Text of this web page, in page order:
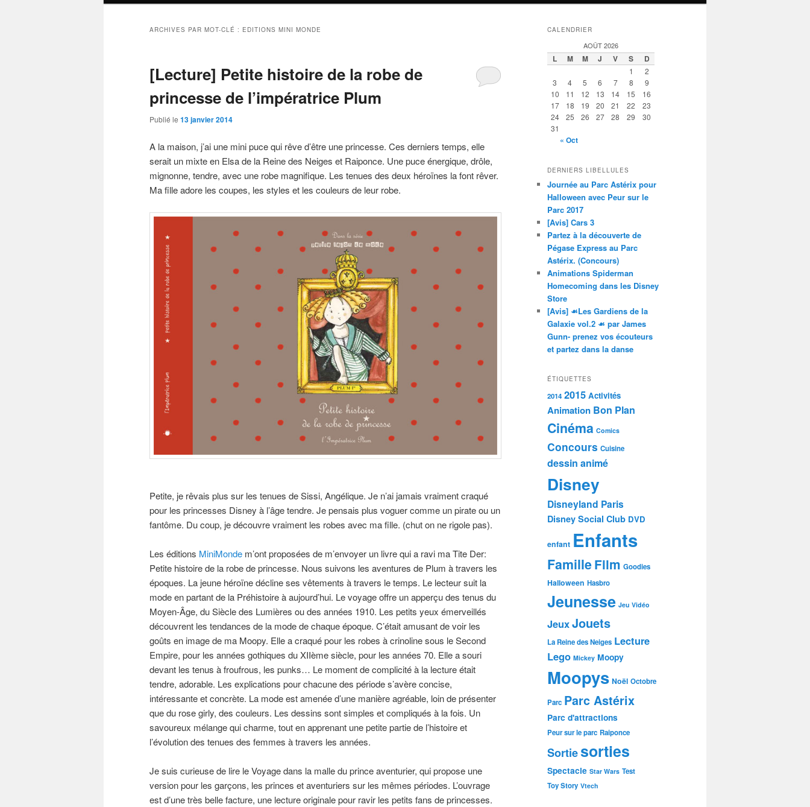
ARCHIVES PAR MOT-CLÉ : EDITIONS MINI MONDE
[Lecture] Petite histoire de la robe de
princesse de l’impératrice Plum
Publié le 13 janvier 2014
A la maison, j’ai une mini puce qui rêve d’être une princesse. Ces derniers temps, elle
serait un mixte en Elsa de la Reine des Neiges et Raiponce. Une puce énergique, drôle,
mignonne, tendre, avec une robe magnifique. Les tenues des deux héroïnes la font rêver.
Ma fille adore les coupes, les styles et les couleurs de leur robe.
Petite, je rêvais plus sur les tenues de Sissi, Angélique. Je n’ai jamais vraiment craqué
pour les princesses Disney à l’âge tendre. Je pensais plus voguer comme un pirate ou un
fantôme. Du coup, je découvre vraiment les robes avec ma fille. (chut on ne rigole pas).
Les éditions MiniMonde m’ont proposées de m’envoyer un livre qui a ravi ma Tite Der:
Petite histoire de la robe de princesse. Nous suivons les aventures de Plum à travers les
époques. La jeune héroïne décline ses vêtements à travers le temps. Le lecteur suit la
mode en partant de la Préhistoire à aujourd’hui. Le voyage offre un apperçu des tenus du
Moyen-Âge, du Siècle des Lumières ou des années 1910. Les petits yeux émerveillés
découvrent les tendances de la mode de chaque époque. C’était amusant de voir les
goûts en image de ma Moopy. Elle a craqué pour les robes à crinoline sous le Second
Empire, pour les années gothiques du XIIème siècle, pour les années 70. Elle a souri
devant les tenus à froufrous, les punks… Le moment de complicité à la lecture était
tendre, adorable. Les explications pour chacune des période s’avère concise,
intéressante et concrète. La mode est amenée d’une manière agréable, loin de présenter
que du rose girly, des couleurs. Les dessins sont simples et compliqués à la fois. Un
savoureux mélange qui charme, tout en apprenant une petite partie de l’histoire et
l’évolution des tenues des femmes à travers les années.
Je suis curieuse de lire le Voyage dans la malle du prince aventurier, qui propose une
version pour les garçons, les princes et aventuriers sur les mêmes périodes. L’ouvrage
est d’une très belle facture, une lecture originale pour ravir les petits fans de princesses.
CALENDRIER
AOÛT 2026
L M M J V S D
1
2
3
4 5 6 7 8
9
10
11 12 13 14 15
16
17
18 19 20 21 22
23
24
25 26 27 28 29
30
31
« Oct
DERNIERS LIBELLULES
Journée au Parc Astérix pour
Halloween avec Peur sur le
Parc 2017
[Avis] Cars 3
Partez à la découverte de
Pégase Express au Parc
Astérix. (Concours)
Animations Spiderman
Homecoming dans les Disney
Store
[Avis] ☙Les Gardiens de la
Galaxie vol.2 ☙ par James
Gunn- prenez vos écouteurs
et partez dans la danse
ÉTIQUETTES
2014 2015 Activités
Animation Bon Plan
Cinéma Comics
Concours Cuisine
dessin animé
Disney
Disneyland Paris
Disney Social Club DVD
enfant Enfants
FamilleFilm Goodies
Halloween Hasbro
Jeunesse Jeu Vidéo
JeuxJouets
La Reine des Neiges Lecture
Lego Mickey Moopy
Moopys Noël Octobre
Parc Parc Astérix
Parc d'attractions
Peur sur le parc Raiponce
Sortiesorties
Spectacle Star Wars Test
Toy Story Vtech